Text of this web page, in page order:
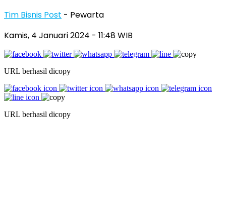
Tim Bisnis Post - Pewarta
Kamis, 4 Januari 2024 - 11:48 WIB
URL berhasil dicopy
URL berhasil dicopy